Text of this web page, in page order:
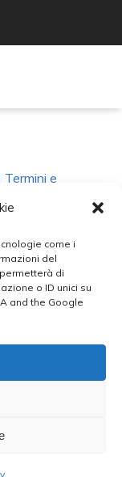
come i
del
di
o ID unici su
and the Google
Termini e
phone